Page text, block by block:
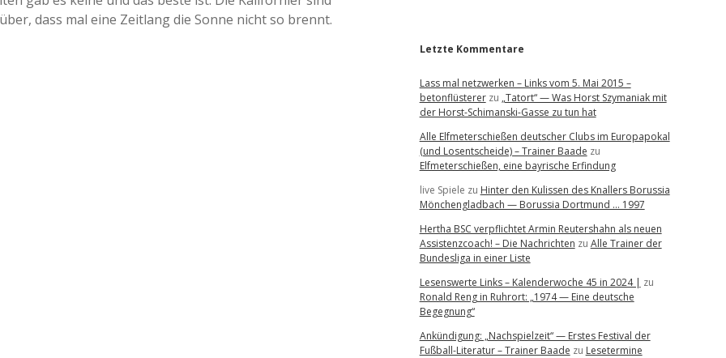
a
dass mal eine Zeitlang die Sonne nicht so brennt.
Letzte Kommentare
Lass mal netzwerken – Links vom 5. Mai 2015 –
betonflüstererzu „Tatort“ — Was Horst Szymaniak mit
der Horst-Schimanski-Gasse zu tun hat
Alle Elfmeterschießen deutscher Clubs im Europapokal
(und Losentscheide) – Trainer Baade zu
Elfmeterschießen, eine bayrische Erfindung
live Spiele zu Hinter den Kulissen des Knallers Borussia
Mönchengladbach — Borussia Dortmund … 1997
Hertha BSC verpflichtet Armin Reutershahn als neuen
Assistenzcoach! – Die Nachrichten zu Alle Trainer der
Bundesliga in einer Liste
Lesenswerte Links – Kalenderwoche 45 in 2024 | zu
Ronald Reng in Ruhrort: „1974 — Eine deutsche
Begegnung“
Ankündigung: „Nachspielzeit“ — Erstes Festival der
Fußball-Literatur – Trainer Baade zu Lesetermine